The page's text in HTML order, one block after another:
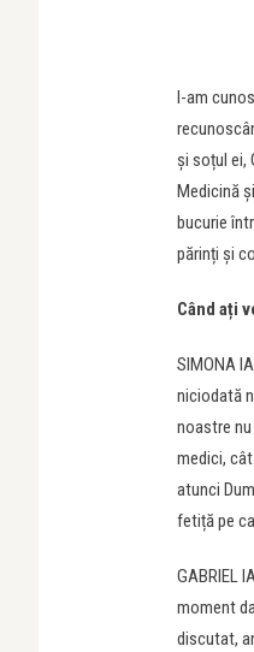
I-am
și soțul ei,
Medicină
bucurie
părinți și
Când ați
SIMONA
niciodată
noastre
medici,
atunci
fetiță pe
GABRIEL
moment
discutat,